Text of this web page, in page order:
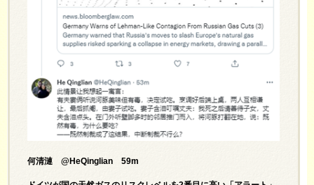
何清漣 @HeQinglian 59m